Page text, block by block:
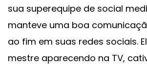
sua superequipe de social
manteve uma boa
ao fim em suas redes sociais.
mestre aparecendo na TV,